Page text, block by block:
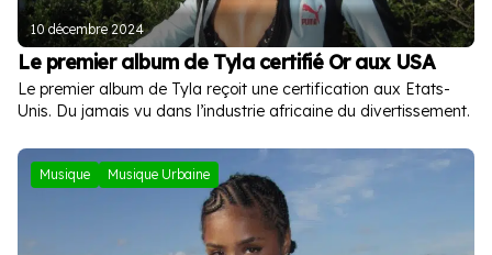
10 décembre 2024
Le premier album de Tyla certifié Or aux USA
Le premier album de Tyla reçoit une certification aux Etats-
Unis. Du jamais vu dans l’industrie africaine du divertissement.
Musique Musique Urbaine